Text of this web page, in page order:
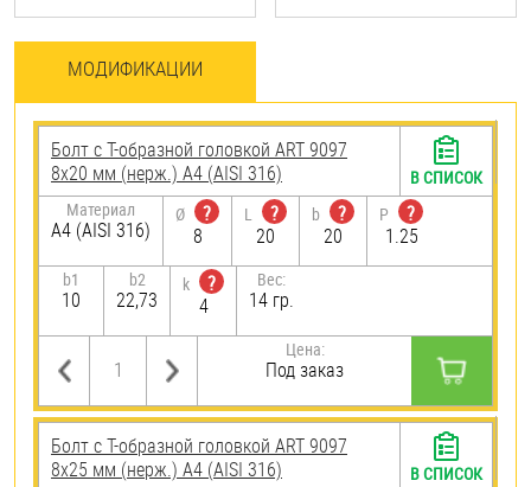
МОДИФИКАЦИИ
Болт с Т-образной головкой ART 9097
8х20 мм (нерж.) A4 (AISI 316)
Материал
A4 (AISI 316)
Ø
?
8
L
?
20
b
?
20
P
?
1.25
b1
10
b2
22,73
k
?
4
Вес:
14 гр.
Цена:
Под заказ
В СПИСОК
Болт с Т-образной головкой ART 9097
8х25 мм (нерж.) A4 (AISI 316)
В СПИСОК